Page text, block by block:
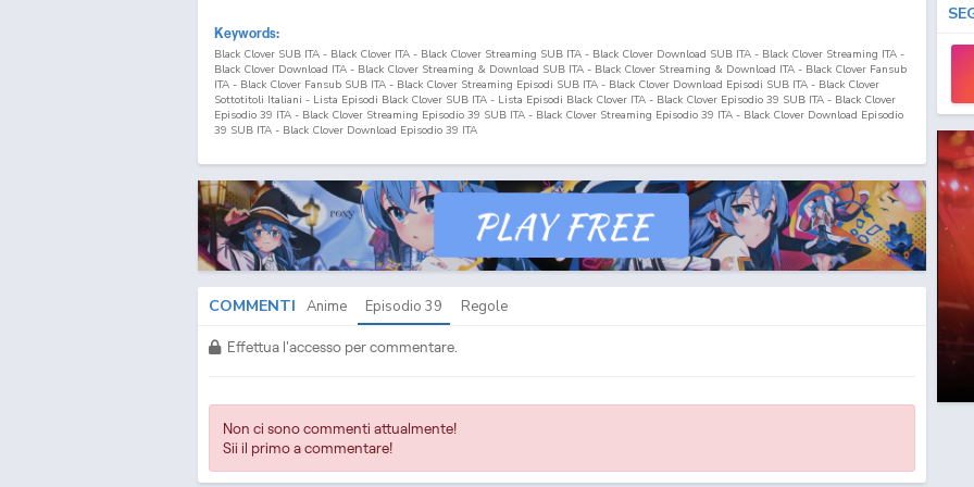
Keywords:
Black Clover SUB ITA - Black Clover ITA - Black Clover Streaming SUB ITA - Black Clover Download SUB ITA - Black Clover Streaming ITA -
Black Clover Download ITA - Black Clover Streaming & Download SUB ITA - Black Clover Streaming & Download ITA - Black Clover Fansub
ITA - Black Clover Fansub SUB ITA - Black Clover Streaming Episodi SUB ITA - Black Clover Download Episodi SUB ITA - Black Clover
Sottotitoli Italiani - Lista Episodi Black Clover SUB ITA - Lista Episodi Black Clover ITA - Black Clover Episodio 39 SUB ITA - Black Clover
Episodio 39 ITA - Black Clover Streaming Episodio 39 SUB ITA - Black Clover Streaming Episodio 39 ITA - Black Clover Download Episodio
39 SUB ITA - Black Clover Download Episodio 39 ITA
COMMENTI Anime Episodio 39 Regole
Effettua l'accesso per commentare.
Non ci sono commenti attualmente!
Sii il primo a commentare!